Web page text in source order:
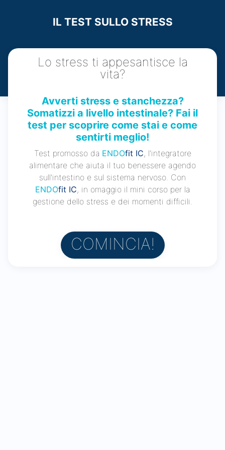
IL TEST SULLO STRESS
Lo stress ti appesantisce la
vita?
Avverti stress e stanchezza?
Somatizzi a livello intestinale? Fai il
test per scoprire come stai e come
sentirti meglio!
Test promosso da ENDOfit IC, l'integratore
alimentare che aiuta il tuo benessere agendo
sull'intestino e sul sistema nervoso. Con
ENDOfit IC, in omaggio il mini corso per la
gestione dello stress e dei momenti difficili.
COMINCIA!